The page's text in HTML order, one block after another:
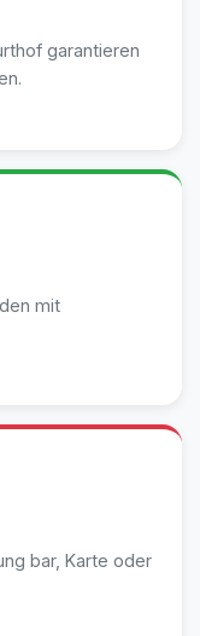
garantieren
mit
bar, Karte oder